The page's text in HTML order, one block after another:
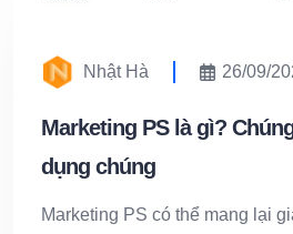
Nhật Hà 26/09/
Marketing PS là gì?
dụng chúng
Marketing PS có thể mang lại